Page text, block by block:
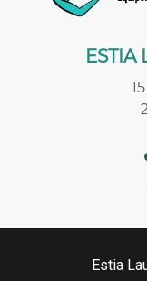
ESTIA
Estia